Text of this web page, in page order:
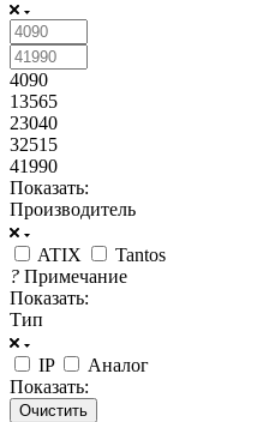
4090
13565
23040
32515
41990
Показать:
Производитель
ATIX
Tantos
? Примечание
Показать:
Тип
IP
Аналог
Показать:
Очистить